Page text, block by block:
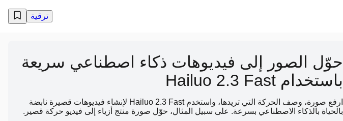
ترقية
حوّل الصور إلى فيديوهات ذكاء اصطناعي سريعة
باستخدام Hailuo 2.3 Fast
ارفع صورة، وصف الحركة التي تريدها، واستخدم Hailuo 2.3 Fast لإنشاء فيديوهات قصيرة نابضة
بالحياة بالذكاء الاصطناعي بسرعة. على سبيل المثال، حوّل صورة منتج أزياء إلى فيديو حركة قصير.